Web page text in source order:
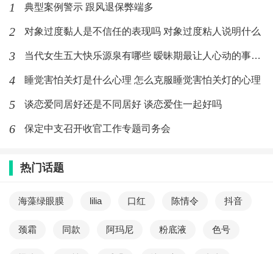
1 典型案例警示 跟风退保弊端多
2 对象过度黏人是不信任的表现吗 对象过度粘人说明什么
3 当代女生五大快乐源泉有哪些 暧昧期最让人心动的事有哪些
4 睡觉害怕关灯是什么心理 怎么克服睡觉害怕关灯的心理
5 谈恋爱同居好还是不同居好 谈恋爱住一起好吗
6 保定中支召开收官工作专题司务会
热门话题
海藻绿眼膜 lilia 口红 陈情令 抖音
颈霜 同款 阿玛尼 粉底液 色号